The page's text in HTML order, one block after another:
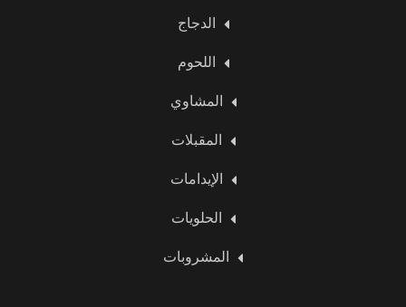
الدجاج
اللحوم
المشاوي
المقبلات
الإيدامات
الحلويات
المشروبات